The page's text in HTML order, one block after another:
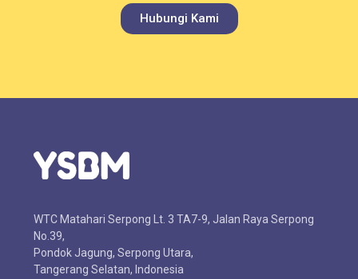
Hubungi Kami
WTC Matahari Serpong Lt. 3 TA7-9, Jalan Raya Serpong
No.39,
Pondok Jagung, Serpong Utara,
Tangerang Selatan, Indonesia